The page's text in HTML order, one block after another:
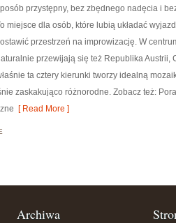
przystępny, bez zbędnego nadęcia i
miejsce dla osób, które lubią układać
przestrzeń na improwizację. W
przewijają się też Republika Austrii,
ta cztery kierunki tworzy idealną
zaskakująco różnorodne. Zobacz też:
[ Read More ]
Archiwa